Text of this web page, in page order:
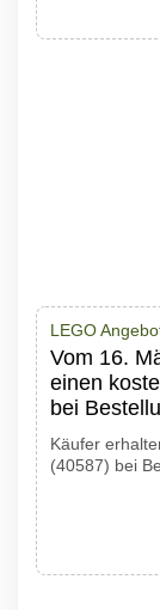
LEGO
Vom 16.
einen
bei
Käufer
(40587) bei